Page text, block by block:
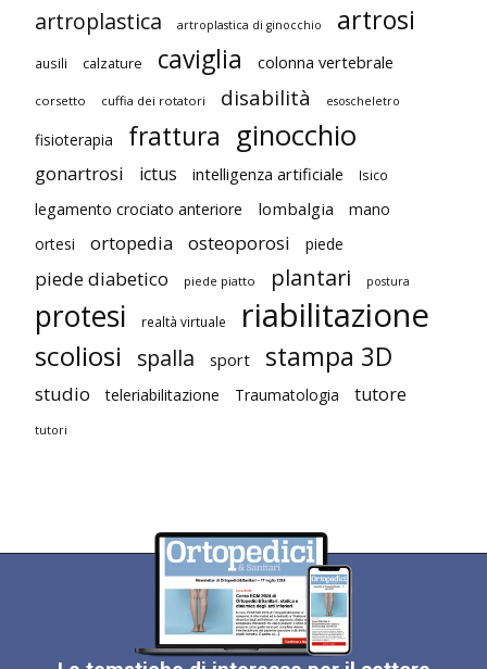
artroplastica artroplastica di ginocchio artrosi
ausili calzature caviglia colonna vertebrale
corsetto cuffia dei rotatori disabilità esoscheletro
fisioterapia frattura ginocchio
gonartrosi ictus intelligenza artificiale Isico
legamento crociato anteriore lombalgia
mano
ortesi
ortopedia osteoporosi piede
piede diabetico piede piatto plantari postura
protesi realtà virtuale riabilitazione
scoliosi spalla sport stampa 3D
studio teleriabilitazione Traumatologia tutore
tutori